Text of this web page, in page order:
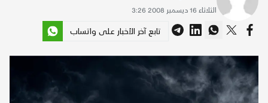
الثلاثاء 16 ديسمبر 2008 3:26
تابع آخر الأخبار على واتساب